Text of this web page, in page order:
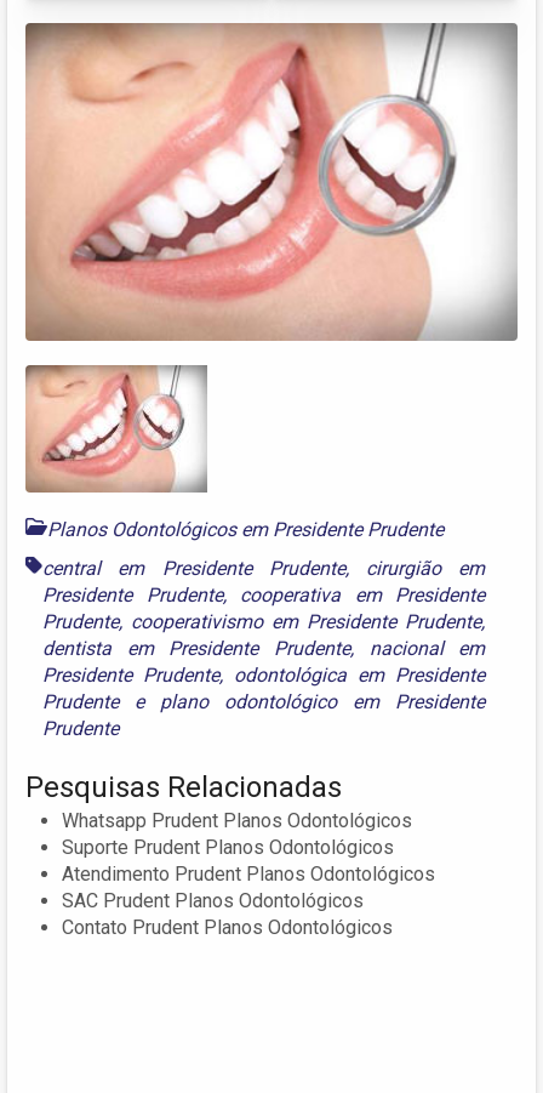
Planos Odontológicos em Presidente Prudente
central em Presidente Prudente, cirurgião em
Presidente Prudente, cooperativa em Presidente
Prudente, cooperativismo em Presidente Prudente,
dentista em Presidente Prudente, nacional em
Presidente Prudente, odontológica em Presidente
Prudentee plano odontológico em Presidente
Prudente
Pesquisas Relacionadas
Whatsapp Prudent Planos Odontológicos
Suporte Prudent Planos Odontológicos
Atendimento Prudent Planos Odontológicos
SAC Prudent Planos Odontológicos
Contato Prudent Planos Odontológicos